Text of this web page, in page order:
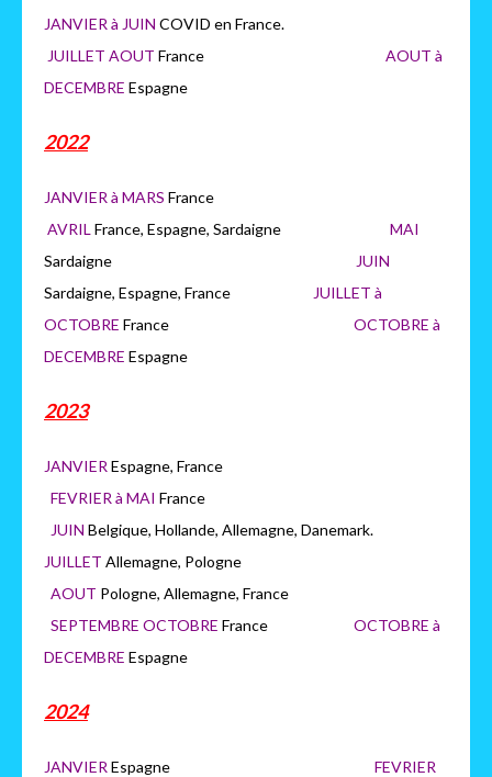
JANVIER à JUIN COVID en France.
JUILLET AOUT France AOUT à
DECEMBRE Espagne
2022
JANVIER à MARS France
AVRIL France, Espagne, Sardaigne MAI
Sardaigne
JUIN
Sardaigne, Espagne, France
JUILLET à
OCTOBRE France OCTOBRE à
DECEMBRE Espagne
2023
JANVIER Espagne, France
FEVRIER à MAI France
JUIN Belgique, Hollande, Allemagne, Danemark.
JUILLET Allemagne, Pologne
AOUT Pologne, Allemagne, France
SEPTEMBRE OCTOBRE France OCTOBRE à
DECEMBRE Espagne
2024
JANVIER Espagne FEVRIER